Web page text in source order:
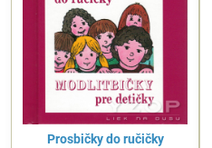
Prosbičky do ručičky